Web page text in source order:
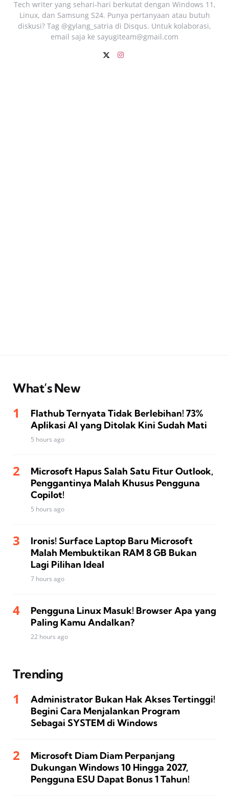
Tech writer yang sehari‑hari berkutat dengan Windows 11,
Linux, dan Samsung S24. Punya pertanyaan atau butuh
diskusi? Tag @gylang_satria di Disqus. Untuk kolaborasi,
email saja ke sayugiteam@gmail.com
What’s New
Flathub Ternyata Tidak Berlebihan! 73%
Aplikasi AI yang Ditolak Kini Sudah Mati
5 hours ago
Microsoft Hapus Salah Satu Fitur Outlook,
Penggantinya Malah Khusus Pengguna
Copilot!
5 hours ago
Ironis! Surface Laptop Baru Microsoft
Malah Membuktikan RAM 8 GB Bukan
Lagi Pilihan Ideal
7 hours ago
Pengguna Linux Masuk! Browser Apa yang
Paling Kamu Andalkan?
22 hours ago
Trending
Administrator Bukan Hak Akses Tertinggi!
Begini Cara Menjalankan Program
Sebagai SYSTEM di Windows
Microsoft Diam Diam Perpanjang
Dukungan Windows 10 Hingga 2027,
Pengguna ESU Dapat Bonus 1 Tahun!